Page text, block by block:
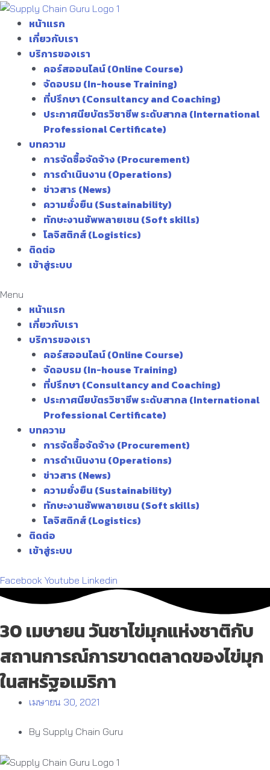
Skip
content
หน้าแรก
เกี่ยวกับเรา
บริการของเรา
คอร์สออนไลน์ (Online Course)
จัดอบรม (In-house Training)
ที่ปรึกษา (Consultancy and Coaching)
ประกาศนียบัตรวิชาชีพ ระดับสากล (International
Professional Certificate)
บทความ
การจัดซื้อจัดจ้าง (Procurement)
การดำเนินงาน (Operations)
ข่าวสาร (News)
ความยั่งยืน (Sustainability)
ทักษะงานซัพพลายเชน (Soft skills)
โลจิสติกส์ (Logistics)
ติดต่อ
เข้าสู่ระบบ
Menu
หน้าแรก
เกี่ยวกับเรา
บริการของเรา
คอร์สออนไลน์ (Online Course)
จัดอบรม (In-house Training)
ที่ปรึกษา (Consultancy and Coaching)
ประกาศนียบัตรวิชาชีพ ระดับสากล (International
Professional Certificate)
บทความ
การจัดซื้อจัดจ้าง (Procurement)
การดำเนินงาน (Operations)
ข่าวสาร (News)
ความยั่งยืน (Sustainability)
ทักษะงานซัพพลายเชน (Soft skills)
โลจิสติกส์ (Logistics)
ติดต่อ
เข้าสู่ระบบ
Facebook Youtube Linkedin
30 เมษายน วันชาไข่มุกแห่งชาติกับ
สถานการณ์การขาดตลาดของไข่มุก
ในสหรัฐอเมริกา
เมษายน 30, 2021
By Supply Chain Guru